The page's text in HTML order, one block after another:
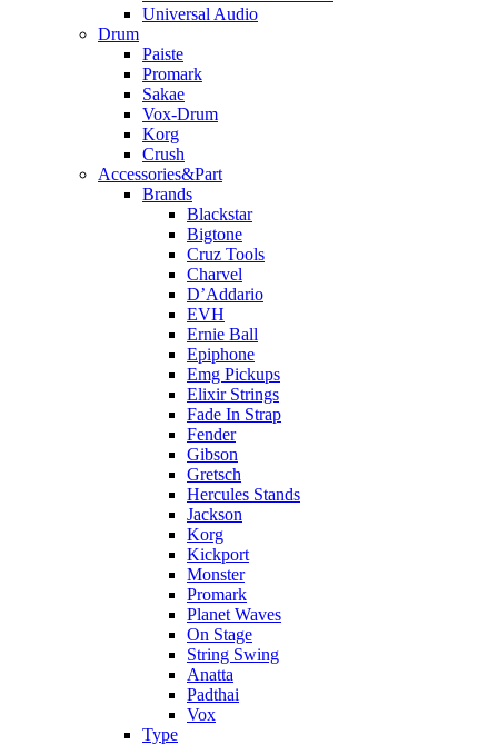
Universal Audio
Drum
Paiste
Promark
Sakae
Vox-Drum
Korg
Crush
Accessories&Part
Brands
Blackstar
Bigtone
Cruz Tools
Charvel
D’Addario
EVH
Ernie Ball
Epiphone
Emg Pickups
Elixir Strings
Fade In Strap
Fender
Gibson
Gretsch
Hercules Stands
Jackson
Korg
Kickport
Monster
Promark
Planet Waves
On Stage
String Swing
Anatta
Padthai
Vox
Type